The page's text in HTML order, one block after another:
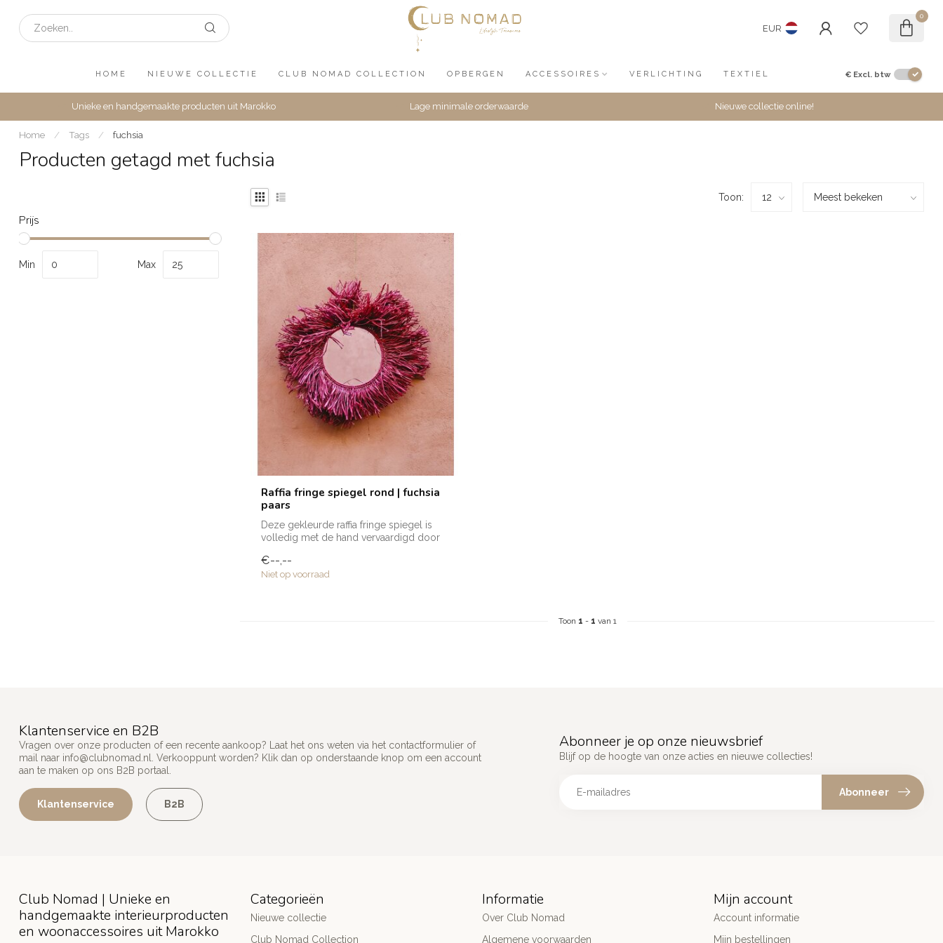
EUR
0
HOME NIEUWE COLLECTIE CLUB NOMAD COLLECTION OPBERGEN ACCESSOIRES VERLICHTING TEXTIEL € Excl. btw
Unieke en handgemaakte producten uit Marokko Lage minimale orderwaarde Nieuwe collectie online!
Home / Tags / fuchsia
Producten getagd met fuchsia
Prijs
Min Max
Toon:
Raffia fringe spiegel rond | fuchsia
paars
Deze gekleurde raffia fringe spiegel is
volledig met de hand vervaardigd door
€--,--
Niet op voorraad
Toon 1 - 1 van 1
Klantenservice en B2B
Vragen over onze producten of een recente aankoop? Laat het ons weten via het contactformulier of
mail naar info@clubnomad.nl . Verkooppunt worden? Klik dan op onderstaande knop om een account
aan te maken op ons B2B portaal.
Klantenservice B2B
Abonneer je op onze nieuwsbrief
Blijf op de hoogte van onze acties en nieuwe collecties!
Abonneer
Club Nomad | Unieke en
handgemaakte interieurproducten
en woonaccessoires uit Marokko
Categorieën
Nieuwe collectie
Club Nomad Collection
Informatie
Over Club Nomad
Algemene voorwaarden
Mijn account
Account informatie
Mijn bestellingen